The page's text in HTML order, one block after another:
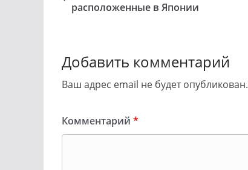
расположенные в Японии
Добавить комментарий
Ваш адрес email не будет опубликован.
Комментарий *